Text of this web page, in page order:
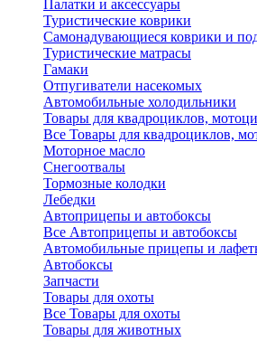
Палатки и аксессуары
Туристические коврики
Самонадувающиеся коврики и
Туристические матрасы
Гамаки
Отпугиватели насекомых
Автомобильные холодильники
Товары для квадроциклов,
Все Товары для квадроциклов,
Моторное масло
Снегоотвалы
Тормозные колодки
Лебедки
Автоприцепы и автобоксы
Все Автоприцепы и автобоксы
Автомобильные прицепы и
Автобоксы
Запчасти
Товары для охоты
Все Товары для охоты
Товары для животных